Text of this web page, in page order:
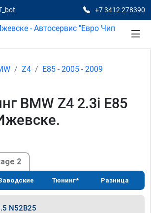
+7 3412 278390
Z4
E85 - 2005 - 2009
BMW Z4 2.3i E85
2
Тюнинг* Разница
N52B25